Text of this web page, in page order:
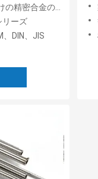
継ぎ目が無い鋼鉄管
ーズ
、DIN、JIS